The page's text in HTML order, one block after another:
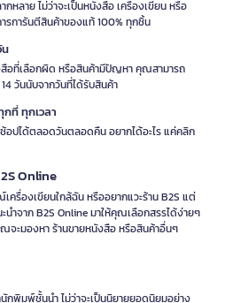
หลาย ไม่ว่าจะเป็นหนังสือ เครื่องเขียน หรือ
รการันตีสินค้าของแท้ 100% ทุกชิ้น
สือที่เลือกผิด หรือสินค้ามีปัญหา คุณสามารถ
วันนับจากวันที่ได้รับสินค้า
ที่ ทุกเวลา
ปได้ตลอดวันตลอดคืน อยากได้อะไร แค่คลิก
Online
ครื่องเขียนใกล้ฉัน หรืออยากแวะร้าน B2S แต่
นำจาก B2S Online มาให้คุณเลือกสรรได้ง่ายๆ
จะมองหา ร้านขายหนังสือ หรือสินค้าอื่นๆ
กพิมพ์ชั้นนำ ไม่ว่าจะเป็นนิยายยอดนิยมอย่าง